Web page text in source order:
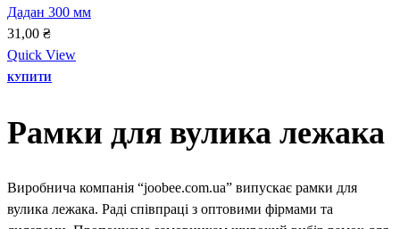
Дадан 300 мм
31,00 ₴
Quick View
КУПИТИ
Рамки для вулика лежака
Виробнича компанія “joobee.com.ua” випускає рамки для
вулика лежака. Раді співпраці з оптовими фірмами та